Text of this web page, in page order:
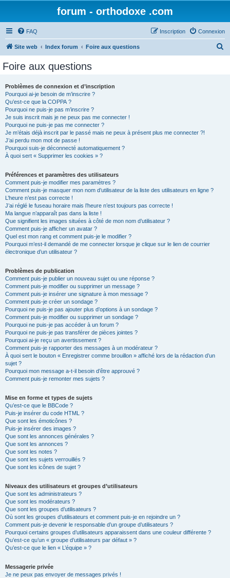
forum - orthodoxe .com
FAQ Connexion
Inscription
Site web Index forum Foire aux questions
Foire aux questions
Problèmes de connexion et d’inscription
Pourquoi ai-je besoin de m’inscrire ?
Qu’est-ce que la COPPA ?
Pourquoi ne puis-je pas m’inscrire ?
Je suis inscrit mais je ne peux pas me connecter !
Pourquoi ne puis-je pas me connecter ?
Je m’étais déjà inscrit par le passé mais ne peux à présent plus me connecter ?!
J’ai perdu mon mot de passe !
Pourquoi suis-je déconnecté automatiquement ?
À quoi sert « Supprimer les cookies » ?
Préférences et paramètres des utilisateurs
Comment puis-je modifier mes paramètres ?
Comment puis-je masquer mon nom d’utilisateur de la liste des utilisateurs en ligne ?
L’heure n’est pas correcte !
J’ai réglé le fuseau horaire mais l’heure n’est toujours pas correcte !
Ma langue n’apparaît pas dans la liste !
Que signifient les images situées à côté de mon nom d’utilisateur ?
Comment puis-je afficher un avatar ?
Quel est mon rang et comment puis-je le modifier ?
Pourquoi m’est-il demandé de me connecter lorsque je clique sur le lien de courrier
électronique d’un utilisateur ?
Problèmes de publication
Comment puis-je publier un nouveau sujet ou une réponse ?
Comment puis-je modifier ou supprimer un message ?
Comment puis-je insérer une signature à mon message ?
Comment puis-je créer un sondage ?
Pourquoi ne puis-je pas ajouter plus d’options à un sondage ?
Comment puis-je modifier ou supprimer un sondage ?
Pourquoi ne puis-je pas accéder à un forum ?
Pourquoi ne puis-je pas transférer de pièces jointes ?
Pourquoi ai-je reçu un avertissement ?
Comment puis-je rapporter des messages à un modérateur ?
À quoi sert le bouton « Enregistrer comme brouillon » affiché lors de la rédaction d’un
sujet ?
Pourquoi mon message a-t-il besoin d’être approuvé ?
Comment puis-je remonter mes sujets ?
Mise en forme et types de sujets
Qu’est-ce que le BBCode ?
Puis-je insérer du code HTML ?
Que sont les émoticônes ?
Puis-je insérer des images ?
Que sont les annonces générales ?
Que sont les annonces ?
Que sont les notes ?
Que sont les sujets verrouillés ?
Que sont les icônes de sujet ?
Niveaux des utilisateurs et groupes d’utilisateurs
Que sont les administrateurs ?
Que sont les modérateurs ?
Que sont les groupes d’utilisateurs ?
Où sont les groupes d’utilisateurs et comment puis-je en rejoindre un ?
Comment puis-je devenir le responsable d’un groupe d’utilisateurs ?
Pourquoi certains groupes d’utilisateurs apparaissent dans une couleur différente ?
Qu’est-ce qu’un « groupe d’utilisateurs par défaut » ?
Qu’est-ce que le lien « L’équipe » ?
Messagerie privée
Je ne peux pas envoyer de messages privés !